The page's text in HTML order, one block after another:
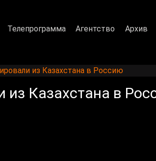
Телепрограмма Агентство Архив
из Казахстана в Россию
из Казахстана в